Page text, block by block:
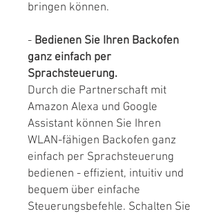
bringen können.
- Bedienen Sie Ihren Backofen
ganz einfach per
Sprachsteuerung.
Durch die Partnerschaft mit
Amazon Alexa und Google
Assistant können Sie Ihren
WLAN-fähigen Backofen ganz
einfach per Sprachsteuerung
bedienen - effizient, intuitiv und
bequem über einfache
Steuerungsbefehle. Schalten Sie